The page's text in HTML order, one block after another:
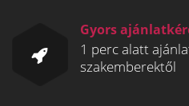
Gyors
1 perc alatt
szakemberektől